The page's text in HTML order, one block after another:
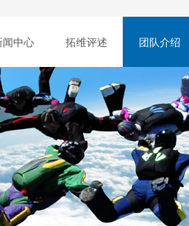
闻中心 拓维评述 团队介绍